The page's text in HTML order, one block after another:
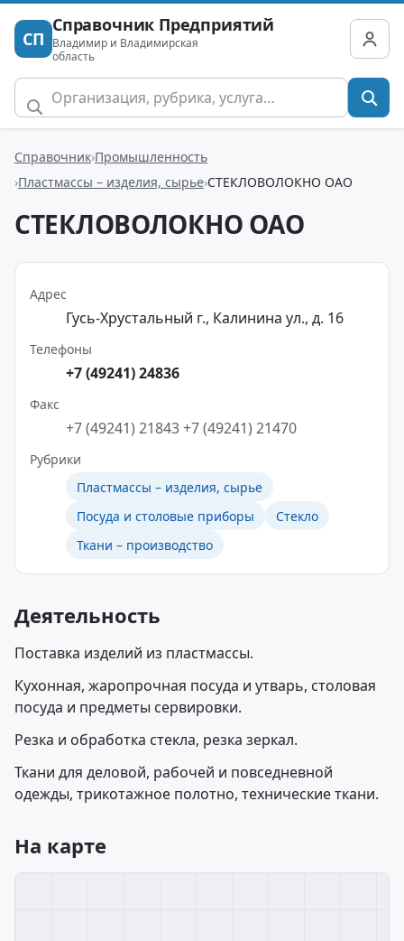
СП
Справочник Предприятий
Владимир и Владимирская
область
Справочник Промышленность
Пластмассы – изделия, сырье СТЕКЛОВОЛОКНО ОАО
СТЕКЛОВОЛОКНО ОАО
Адрес
Гусь-Хрустальный г., Калинина ул., д. 16
Телефоны
+7 (49241) 24836
Факс
+7 (49241) 21843+7 (49241) 21470
Рубрики
Пластмассы – изделия, сырье
Посуда и столовые приборы
Стекло
Ткани – производство
Деятельность
Поставка изделий из пластмассы.
Кухонная, жаропрочная посуда и утварь, столовая
посуда и предметы сервировки.
Резка и обработка стекла, резка зеркал.
Ткани для деловой, рабочей и повседневной
одежды, трикотажное полотно, технические ткани.
На карте